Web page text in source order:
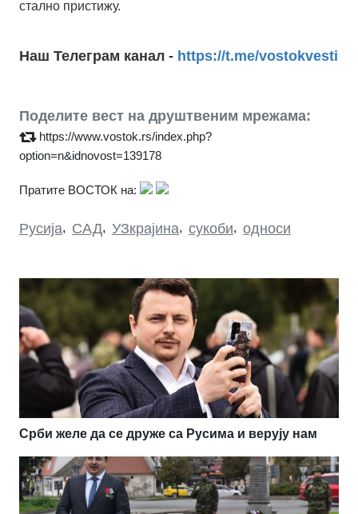
стално пристижу.
Наш Телеграм канал - https://t.me/vostokvesti
Поделите вест на друштвеним мрежама:
https://www.vostok.rs/index.php?
option=n&idnovost=139178
Пратите ВОСТОК на:
Русија, САД, УЗкрајина, сукоби, односи
Срби желе да се друже са Русима и верују нам